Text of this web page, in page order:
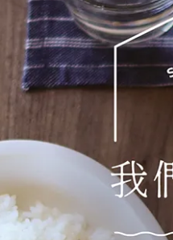
角入菱形盤 吳須